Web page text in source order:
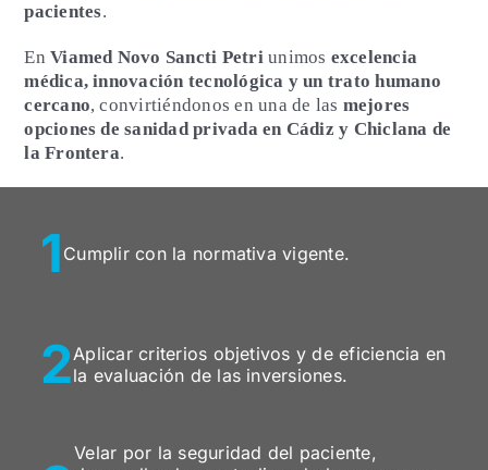
pacientes.
EnViamed Novo Sancti Petriunimos excelencia
médica, innovación tecnológica y un trato humano
cercano, convirtiéndonos en una de las mejores
opciones de sanidad privada en Cádiz y Chiclana de
la Frontera.
1 Cumplir con la normativa vigente.
2Aplicar criterios objetivos y de eficiencia en
la evaluación de las inversiones.
Velar por la seguridad del paciente,